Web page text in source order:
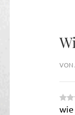
VON
wie